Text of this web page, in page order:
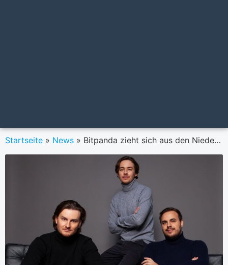
Startseite » News » Bitpanda zieht sich aus den Niederlanden zurück